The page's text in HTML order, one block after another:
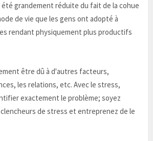
été grandement réduite du fait de la cohue
de vie que les gens ont adopté à
rendant physiquement plus productifs
être dû à d'autres facteurs,
les relations, etc. Avec le stress,
exactement le problème; soyez
de stress et entreprenez de le